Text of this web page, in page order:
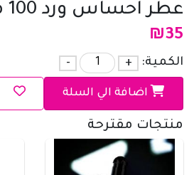
عطر احساس ورد 100 مل
₪35
الكمية: +
-
اضافة الي السلة
منتجات مقترحة